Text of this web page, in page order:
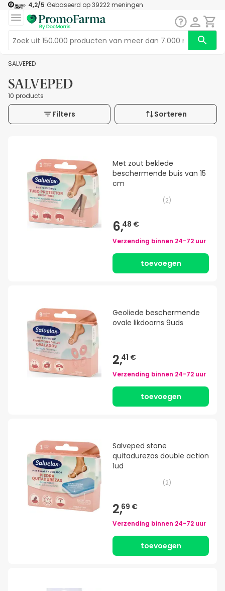
4,2/5 Gebaseerd op39222meningen
SALVEPED
SALVEPED
10 products
Filters Sorteren
Met zout beklede
beschermende buis van 15
cm
(2)
6,48 €
Verzending binnen 24-72 uur
toevoegen
Geoliede beschermende
ovale likdoorns 9uds
2,41 €
Verzending binnen 24-72 uur
toevoegen
Salveped stone
quitadurezas double action
1ud
(2)
2,69 €
Verzending binnen 24-72 uur
toevoegen